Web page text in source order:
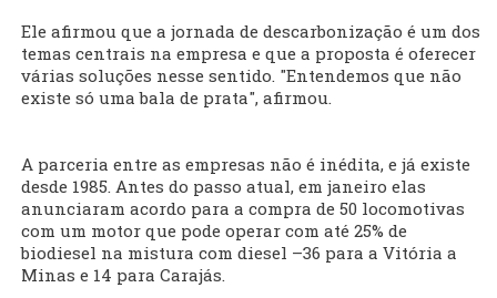
Ele afirmou que a jornada de descarbonização é um dos
temas centrais na empresa e que a proposta é oferecer
várias soluções nesse sentido. "Entendemos que não
existe só uma bala de prata", afirmou.
A parceria entre as empresas não é inédita, e já existe
desde 1985. Antes do passo atual, em janeiro elas
anunciaram acordo para a compra de 50 locomotivas
com um motor que pode operar com até 25% de
biodiesel na mistura com diesel –36 para a Vitória a
Minas e 14 para Carajás.